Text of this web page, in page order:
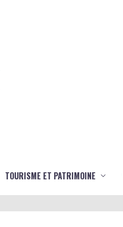
TOURISME ET PATRIMOINE